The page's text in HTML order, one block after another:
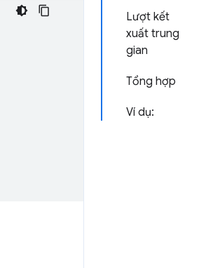
Lượt kết
xuất trung
gian
Tổng hợp
Ví dụ: